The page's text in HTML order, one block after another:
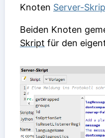
Knoten Server-
Beiden Knoten
Skript für den